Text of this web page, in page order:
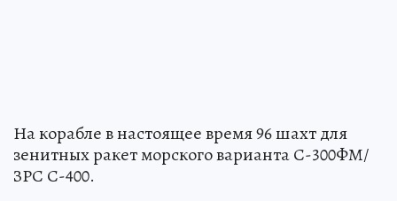
На корабле в настоящее время 96 шахт для
зенитных ракет морского варианта С-300ФМ/
ЗРС С-400.